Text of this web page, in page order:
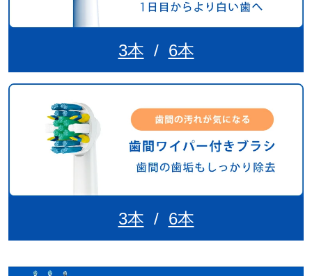
3本 / 6本
3本 / 6本